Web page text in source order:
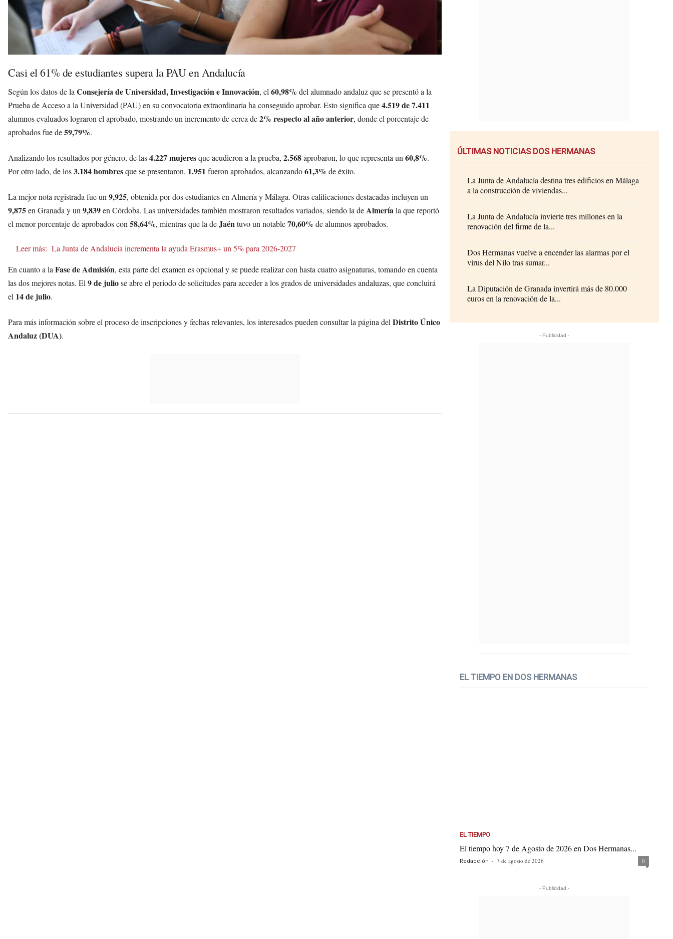
Casi el 61% de estudiantes supera la PAU en Andalucía
Según los datos de laConsejería de Universidad, Investigación e Innovación, el60,98% del alumnado andaluz que se presentó a la
Prueba de Acceso a la Universidad (PAU) en su convocatoria extraordinaria ha conseguido aprobar. Esto significa que4.519 de 7.411
alumnos evaluados lograron el aprobado, mostrando un incremento de cerca de2% respecto al año anterior, donde el porcentaje de
aprobados fue de59,79%.
Analizando los resultados por género, de las4.227 mujeresque acudieron a la prueba, 2.568aprobaron, lo que representa un60,8%.
Por otro lado, de los3.184 hombresque se presentaron, 1.951 fueron aprobados, alcanzando61,3% de éxito.
La mejor nota registrada fue un9,925, obtenida por dos estudiantes en Almería y Málaga. Otras calificaciones destacadas incluyen un
9,875en Granada y un9,839en Córdoba. Las universidades también mostraron resultados variados, siendo la deAlmeríala que reportó
el menor porcentaje de aprobados con58,64%, mientras que la deJaéntuvo un notable70,60% de alumnos aprobados.
Leer más: La Junta de Andalucía incrementa la ayuda Erasmus+ un 5% para 2026-2027
En cuanto a laFase de Admisión, esta parte del examen es opcional y se puede realizar con hasta cuatro asignaturas, tomando en cuenta
las dos mejores notas. El9 de juliose abre el periodo de solicitudes para acceder a los grados de universidades andaluzas, que concluirá
el 14 de julio.
Para más información sobre el proceso de inscripciones y fechas relevantes, los interesados pueden consultar la página delDistrito Único
Andaluz (DUA).
ÚLTIMAS NOTICIAS DOS HERMANAS
La Junta de Andalucía destina tres edificios en Málaga
a la construcción de viviendas...
La Junta de Andalucía invierte tres millones en la
renovación del firme de la...
Dos Hermanas vuelve a encender las alarmas por el
virus del Nilo tras sumar...
La Diputación de Granada invertirá más de 80.000
euros en la renovación de la...
- Publicidad -
EL TIEMPO EN DOS HERMANAS
EL TIEMPO
El tiempo hoy 7 de Agosto de 2026 en Dos Hermanas...
Redacción - 7 de agosto de 2026 0
- Publicidad -